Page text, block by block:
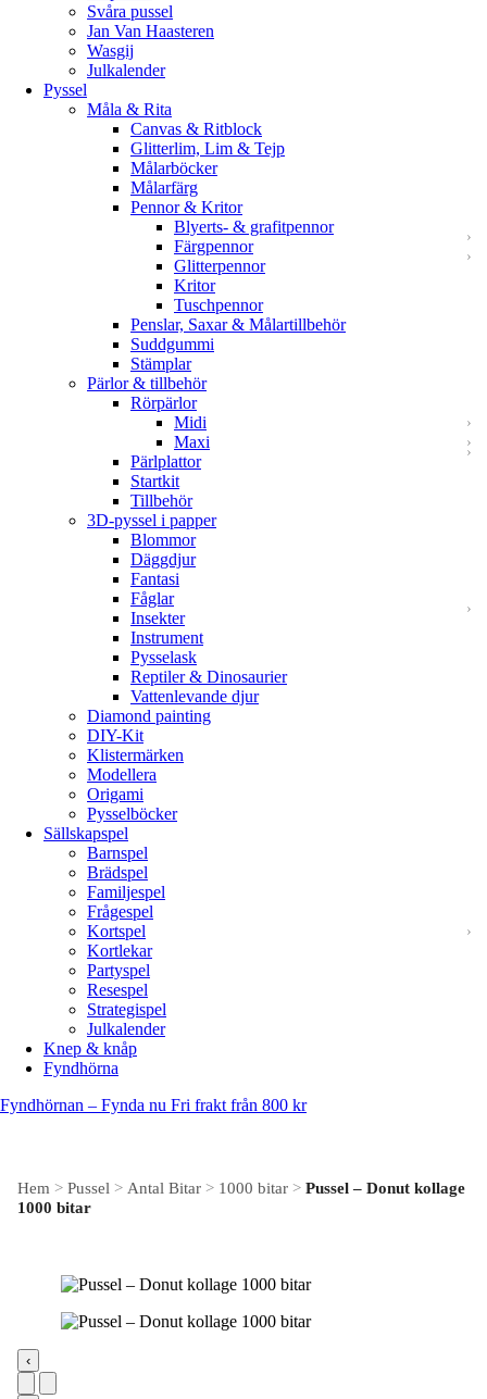
Svåra pussel
Jan Van Haasteren
Wasgij
Julkalender
Pyssel
Måla & Rita
Canvas & Ritblock
Glitterlim, Lim & Tejp
Målarböcker
Målarfärg
Pennor & Kritor
Blyerts- & grafitpennor
Färgpennor
Glitterpennor
Kritor
Tuschpennor
Penslar, Saxar & Målartillbehör
Suddgummi
Stämplar
Pärlor & tillbehör
Rörpärlor
Midi
Maxi
Pärlplattor
Startkit
Tillbehör
3D-pyssel i papper
Blommor
Däggdjur
Fantasi
Fåglar
Insekter
Instrument
Pysselask
Reptiler & Dinosaurier
Vattenlevande djur
Diamond painting
DIY-Kit
Klistermärken
Modellera
Origami
Pysselböcker
Sällskapspel
Barnspel
Brädspel
Familjespel
Frågespel
Kortspel
Kortlekar
Partyspel
Resespel
Strategispel
Julkalender
Knep & knåp
Fyndhörna
Fyndhörnan – Fynda nu Fri frakt från 800 kr
Hem > Pussel > Antal Bitar > 1000 bitar > Pussel – Donut kollage
1000 bitar
‹